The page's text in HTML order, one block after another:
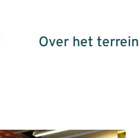
Over het terrein